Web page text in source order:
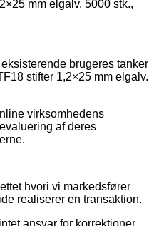
mm elgalv. 5000 stk.,
brugeres tanker
stifter 1,2×25 mm elgalv.
virksomhedens
af deres
hvori vi markedsfører
realiserer en transaktion.
ansvar for korrektioner